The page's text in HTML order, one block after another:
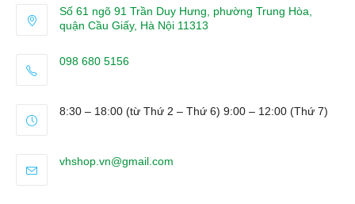
Số 61 ngõ 91 Trần Duy Hưng, phường Trung Hòa,
quận Cầu Giấy, Hà Nội 11313
098 680 5156
your
8:30 – 18:00 (từ Thứ 2 – Thứ 6) 9:00 – 12:00 (Thứ 7)
vhshop.vn@gmail.com